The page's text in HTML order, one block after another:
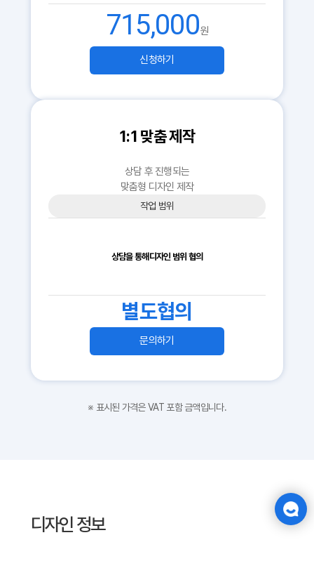
715,000원
신청하기
1:1 맞춤 제작
상담 후 진행되는
맞춤형 디자인 제작
작업 범위
상담을 통해 디자인 범위 협의
별도협의
문의하기
※ 표시된 가격은 VAT 포함 금액입니다.
디자인 정보